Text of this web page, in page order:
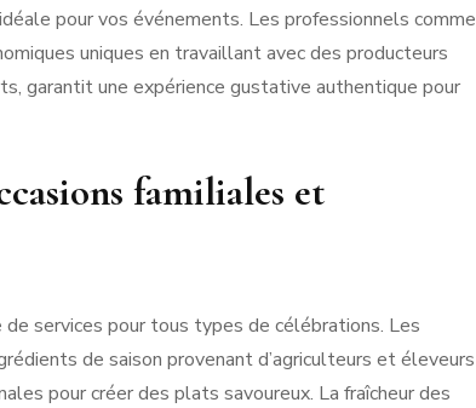
pour vos événements. Les professionnels comme
uniques en travaillant avec des producteurs
garantit une expérience gustative authentique pour
familiales et
services pour tous types de célébrations. Les
de saison provenant d’agriculteurs et éleveurs
pour créer des plats savoureux. La fraîcheur des